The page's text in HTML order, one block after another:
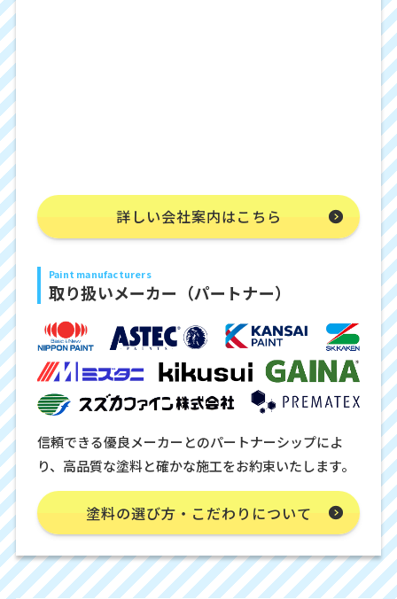
詳しい会社案内はこちら
Paint manufacturers
取り扱いメーカー（パートナー）
信頼できる優良メーカーとのパートナーシップによ
り、高品質な塗料と確かな施工をお約束いたします。
塗料の選び方・こだわりについて